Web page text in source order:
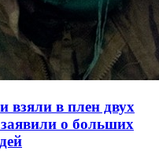
взяли в плен двух
о больших